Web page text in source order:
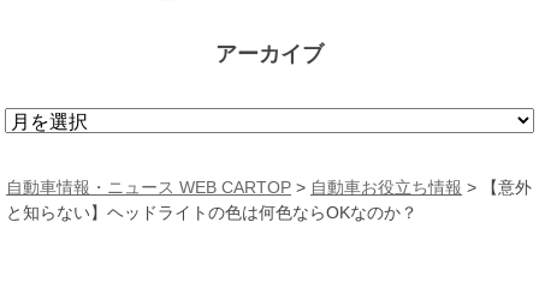
アーカイブ
ア
カ
イ
自動車情報・ニュース WEB CARTOP > 自動車お役立ち情報 >
【意外
と知らない】ヘッドライトの色は何色ならOKなのか？